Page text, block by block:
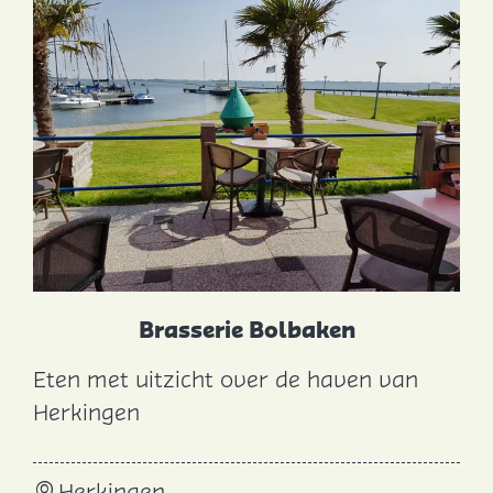
i
l
l
Brasserie Bolbaken
B
r
a
Eten met uitzicht over de haven van
Herkingen